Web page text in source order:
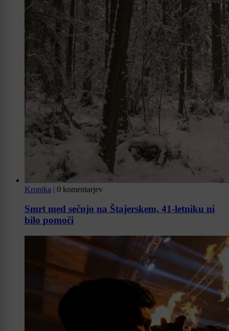
Kronika | 0 komentarjev
Smrt med sečnjo na Štajerskem, 41-letniku ni
bilo pomoči